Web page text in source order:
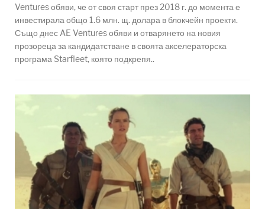
Ventures обяви, че от своя старт през 2018 г. до момента е
инвестирала общо 1.6 млн. щ. долара в блокчейн проекти.
Също днес AE Ventures обяви и отварянето на новия
прозореца за кандидатстване в своята акселераторска
програма Starfleet, която подкрепя..